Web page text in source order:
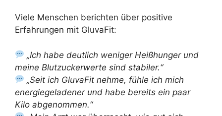
Viele Menschen berichten über positive
Erfahrungen mit GluvaFit:
„Ich habe deutlich weniger Heißhunger und
meine Blutzuckerwerte sind stabiler.“
„Seit ich GluvaFit nehme, fühle ich mich
energiegeladener und habe bereits ein paar
Kilo abgenommen.“